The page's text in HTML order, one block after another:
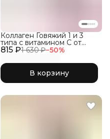
815 ₽1 630 ₽−50%
Коллаген Говяжий 1 и 3
типа с витамином С от
растяжек кожи и
В корзину